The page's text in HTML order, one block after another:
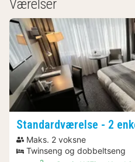
Værelser
Standardværelse - 2
Maks. 2 voksne
Twinseng og dobbeltseng